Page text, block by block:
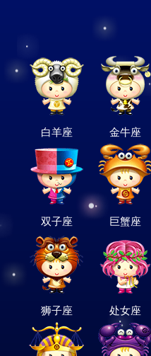
白羊座 金牛座
双子座 巨蟹座
狮子座 处女座